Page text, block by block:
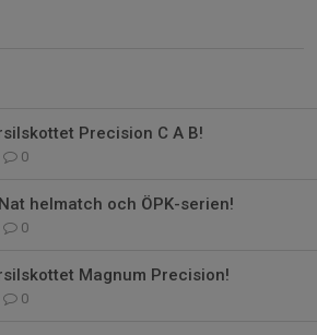
Precision C A B!
0
helmatch och ÖPK-serien!
0
Magnum Precision!
0